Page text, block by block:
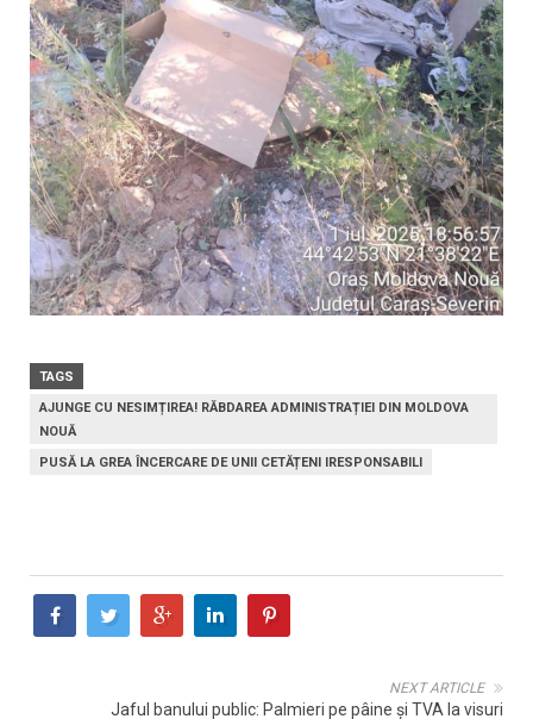
TAGS
AJUNGE CU NESIMȚIREA! RĂBDAREA ADMINISTRAȚIEI DIN MOLDOVA
NOUĂ
PUSĂ LA GREA ÎNCERCARE DE UNII CETĂȚENI IRESPONSABILI
NEXT ARTICLE
Jaful banului public: Palmieri pe pâine și TVA la visuri